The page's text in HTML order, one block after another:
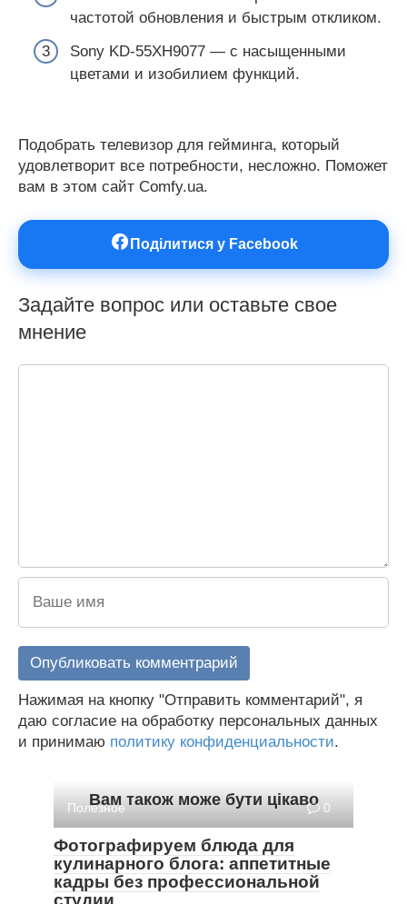
частотой обновления и быстрым откликом.
Sony KD-55XH9077 ― с насыщенными
цветами и изобилием функций.
Подобрать телевизор для гейминга, который
удовлетворит все потребности, несложно. Поможет
вам в этом сайт Comfy.ua.
Поділитися у Facebook
Задайте вопрос или оставьте свое
мнение
Нажимая на кнопку "Отправить комментарий", я
даю согласие на обработку персональных данных
и принимаю политику конфиденциальности.
Вам також може бути цікаво
Полезное 0
Фотографируем блюда для
кулинарного блога: аппетитные
кадры без профессиональной